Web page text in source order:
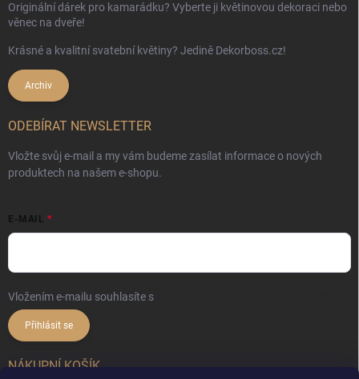
Originální dárek pro kamarádku? Vyberte ji květinovou dekoraci nebo
věnec na dveře!
Krásné a kvalitní svatební květiny? Jedině Dekorboss.cz!
Archiv
ODEBÍRAT NEWSLETTER
Vložte svůj e-mail a my vám budeme zasílat informace o nových
produktech na našem e-shopu.
E-MAIL
Vložením e-mailu souhlasíte s
Přihlásit se
NÁKUPNÍ KOŠÍK